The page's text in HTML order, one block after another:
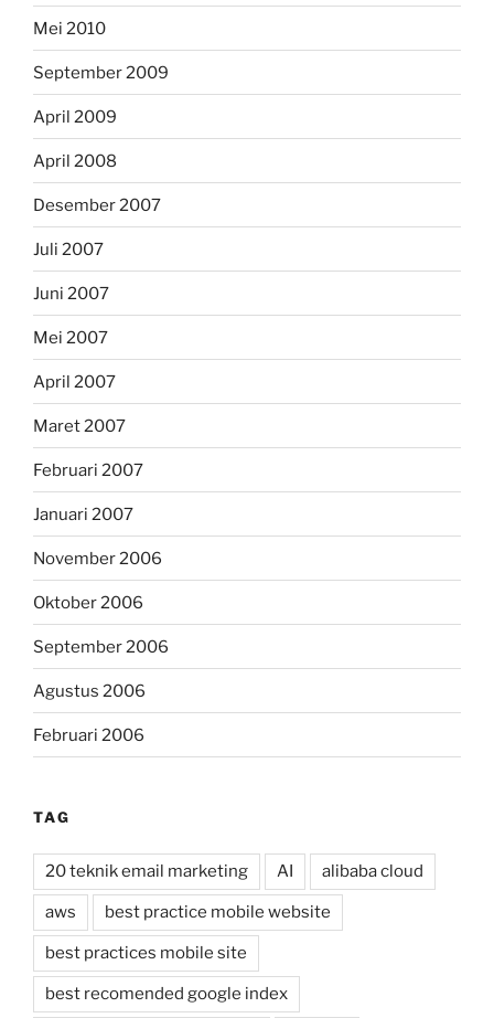
Mei 2010
September 2009
April 2009
April 2008
Desember 2007
Juli 2007
Juni 2007
Mei 2007
April 2007
Maret 2007
Februari 2007
Januari 2007
November 2006
Oktober 2006
September 2006
Agustus 2006
Februari 2006
TAG
20 teknik email marketing AI alibaba cloud
aws best practice mobile website
best practices mobile site
best recomended google index